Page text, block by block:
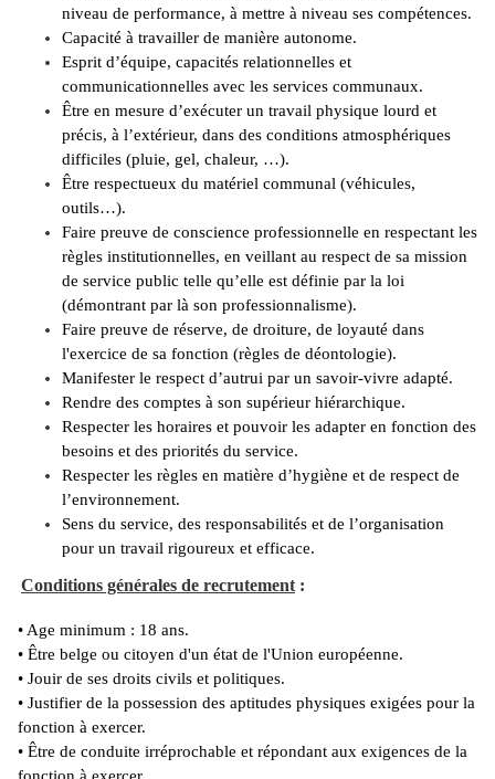
niveau de performance, à mettre à niveau ses compétences.
Capacité à travailler de manière autonome.
Esprit d’équipe, capacités relationnelles et
communicationnelles avec les services communaux.
Être en mesure d’exécuter un travail physique lourd et
précis, à l’extérieur, dans des conditions atmosphériques
difficiles (pluie, gel, chaleur, …).
Être respectueux du matériel communal (véhicules,
outils…).
Faire preuve de conscience professionnelle en respectant les
règles institutionnelles, en veillant au respect de sa mission
de service public telle qu’elle est définie par la loi
(démontrant par là son professionnalisme).
Faire preuve de réserve, de droiture, de loyauté dans
l'exercice de sa fonction (règles de déontologie).
Manifester le respect d’autrui par un savoir-vivre adapté.
Rendre des comptes à son supérieur hiérarchique.
Respecter les horaires et pouvoir les adapter en fonction des
besoins et des priorités du service.
Respecter les règles en matière d’hygiène et de respect de
l’environnement.
Sens du service, des responsabilités et de l’organisation
pour un travail rigoureux et efficace.
Conditions générales de recrutement :
• Age minimum : 18 ans.
• Être belge ou citoyen d'un état de l'Union européenne.
• Jouir de ses droits civils et politiques.
• Justifier de la possession des aptitudes physiques exigées pour la
fonction à exercer.
• Être de conduite irréprochable et répondant aux exigences de la